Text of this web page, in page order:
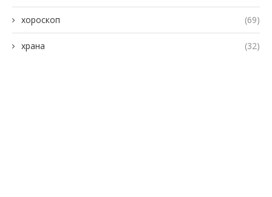
хороскоп (69)
храна (32)